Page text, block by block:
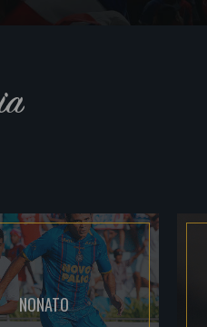
NONATO